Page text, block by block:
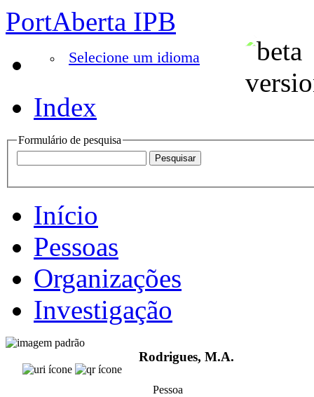
PortAberta IPB
Selecione um idioma
Index
Formulário de pesquisa
Início
Pessoas
Organizações
Investigação
Rodrigues, M.A.
Pessoa